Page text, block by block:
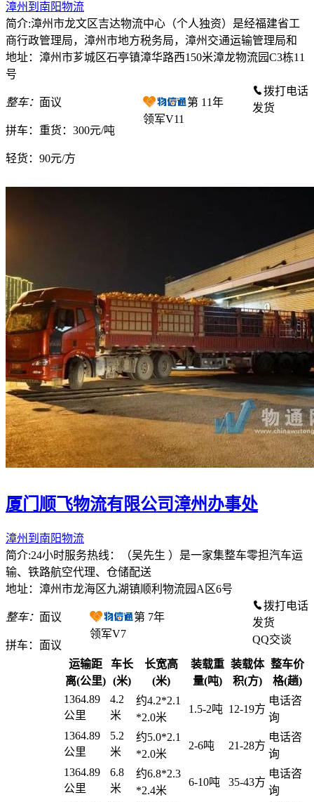
漳州到南阳物流
简介:漳州市龙文区吉达物流中心（个人独资）是经福建省工
商行政管理局，漳州市地方税务局，漳州交通运输管理局和
地址：漳州市芗城区石亭镇漳华路西150米漳龙物流园C3栋11
号
整车： 面议
拼车： 重货：300元/吨
轻货： 90元/方
第 11年
领军V11
拨打电话
发货
厦门顺飞物流有限公司漳州办事处
漳州到南阳物流
简介:24小时服务热线：（吴先生 ）是一家集整车零担汽车运
输、铁路航空代理、仓储配送
地址：漳州市龙海区九湖镇顺利物流园A区6号
整车： 面议
拼车： 面议
第 7年
领军V7
拨打电话
发货
QQ交谈
运输距
离(公里)
车长
(米)
长宽高
(米)
装载重
量(吨)
装载体
积(方)
整车价
格(趟)
1364.89
公里
4.2
米
约4.2*2.1
*2.0米
1.5-2吨 12-19方
电话咨
询
1364.89
公里
5.2
米
约5.0*2.1
*2.0米
2-6吨 21-28方
电话咨
询
1364.89
公里
6.8
米
约6.8*2.3
*2.4米
6-10吨 35-43方
电话咨
询